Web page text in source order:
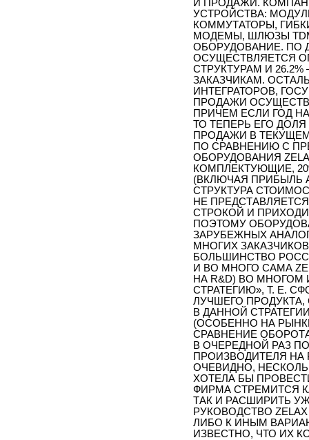
И ПРОДАЖИ.
УСТРОЙСТВА:
КОММУТАТОРЫ,
МОДЕМЫ, ШЛЮЗЫ
ОБОРУДОВАНИЕ. ПО
ОСУЩЕСТВЛЯЕТСЯ
СТРУКТУРАМ И
ЗАКАЗЧИКАМ.
ИНТЕГРАТОРОВ,
ПРОДАЖИ
ПРИЧЕМ ЕСЛИ ГОД
ТО ТЕПЕРЬ ЕГО
ПРОДАЖИ В ТЕКУЩЕМ
ПО СРАВНЕНИЮ С
ОБОРУДОВАНИЯ
КОМПЛЕКТУЮЩИЕ,
(ВКЛЮЧАЯ ПРИБЫЛЬ
СТРУКТУРА
НЕ
СТРОКОЙ И
ПОЭТОМУ
ЗАРУБЕЖНЫХ
МНОГИХ
БОЛЬШИНСТВО
И ВО МНОГО САМА
НА R&D) ВО
СТРАТЕГИЮ», Т. Е.
ЛУЧШЕГО
В ДАННОЙ
(ОСОБЕННО НА
СРАВНЕНИЕ
В ОЧЕРЕДНОЙ РАЗ
ПРОИЗВОДИТЕЛЯ НА
ОЧЕВИДНО,
ХОТЕЛА БЫ
ФИРМА СТРЕМИТСЯ
ТАК И РАСШИРИТЬ
РУКОВОДСТВО
ЛИБО К ИНЫМ
ИЗВЕСТНО, ЧТО ИХ